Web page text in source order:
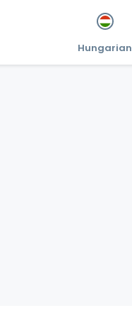
Hungarian